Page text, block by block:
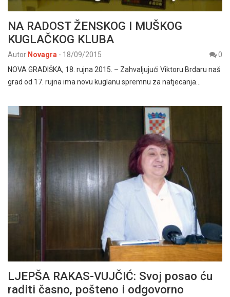
NA RADOST ŽENSKOG I MUŠKOG
KUGLAČKOG KLUBA
Autor Novagra - 18/09/2015
0
NOVA GRADIŠKA, 18. rujna 2015. – Zahvaljujući Viktoru Brdaru naš
grad od 17. rujna ima novu kuglanu spremnu za natjecanja…
LJEPŠA RAKAS-VUJČIĆ: Svoj posao ću
raditi časno, pošteno i odgovorno